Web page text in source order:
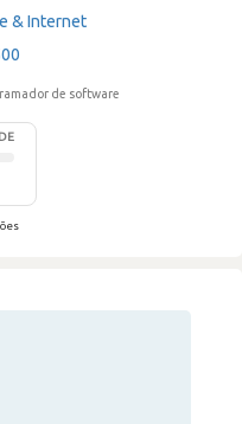
& Internet
de software